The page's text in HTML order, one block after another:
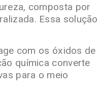
composta por
Essa solução
com os óxidos de
química converte
para o meio